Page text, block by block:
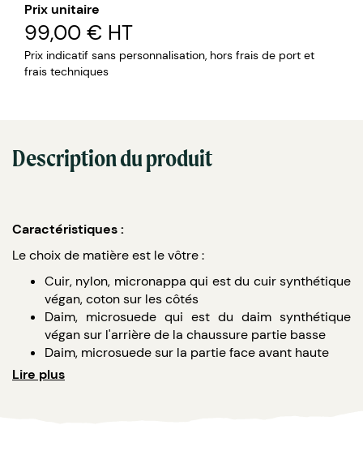
Prix unitaire
99,00 € HT
Prix indicatif sans personnalisation, hors frais de port et
frais techniques
Description du produit
Caractéristiques :
Le choix de matière est le vôtre :
Cuir, nylon, micronappa qui est du cuir synthétique
végan, coton sur les côtés
Daim, microsuede qui est du daim synthétique
végan sur l'arrière de la chaussure partie basse
Daim, microsuede sur la partie face avant haute
Daim, microsuede sur la partie face avant basse
Lire plus